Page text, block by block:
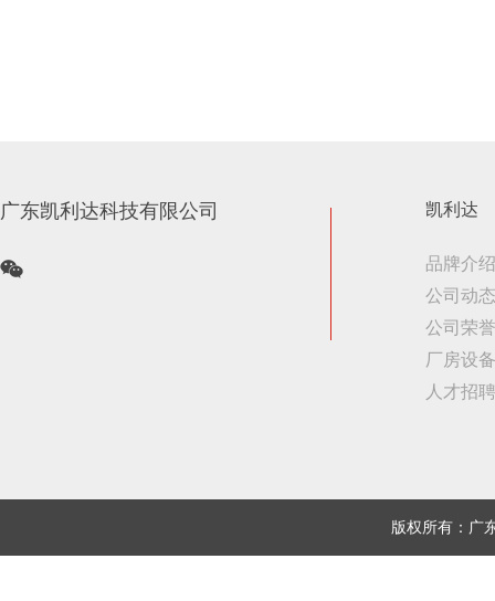
广东凯利达科技有限公司 凯利达
品牌介绍
公司动态
公司荣誉
厂房设备
人才招聘
版权所有：广